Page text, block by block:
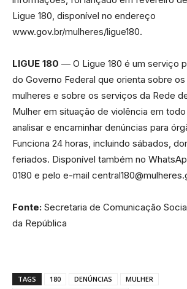
Ligue 180, disponível no endereço
www.gov.br/mulheres/ligue180.
LIGUE 180 — O Ligue 180 é um serviço
do Governo Federal que orienta sobre
mulheres e sobre os serviços da Rede
Mulher em situação de violência em
analisar e encaminhar denúncias para
Funciona 24 horas, incluindo sábados,
feriados. Disponível também no
0180 e pelo e-mail
Fonte: Secretaria de Comunicação
da República
TAGS 180 DENÚNCIAS
MULHER